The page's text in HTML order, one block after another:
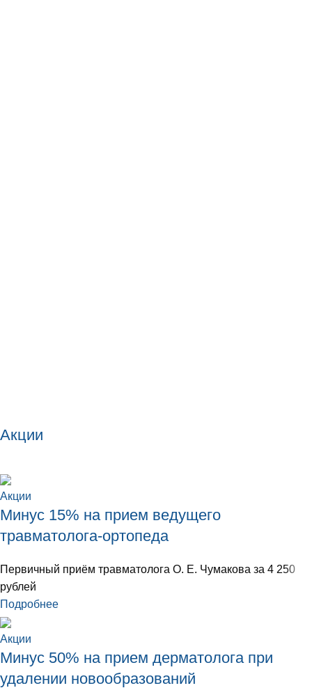
Акции
Акции
Минус 15% на прием ведущего
травматолога-ортопеда
Первичный приём травматолога О. Е. Чумакова за 4 250
рублей
Подробнее
Акции
Минус 50% на прием дерматолога при
удалении новообразований